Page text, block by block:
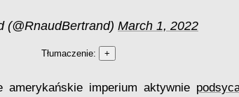
(@RnaudBertrand) March 1, 2022
Tłumaczenie: +
imperium aktywnie